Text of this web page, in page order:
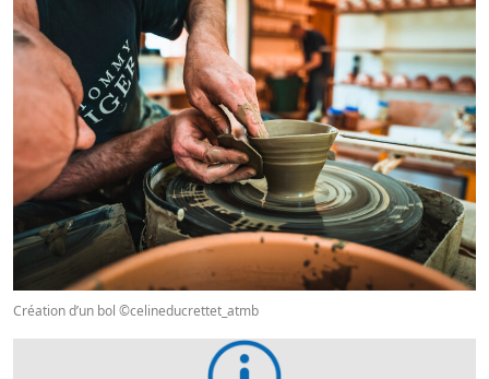
Création d’un bol ©celineducrettet_atmb